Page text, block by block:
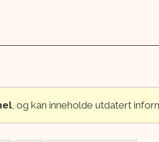
, og kan inneholde utdatert